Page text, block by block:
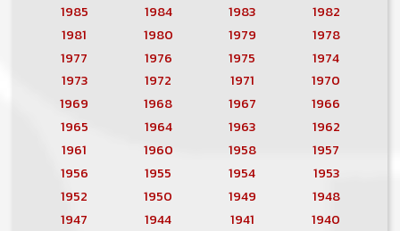
1985
1984 1983
1982
1981
1980 1979
1978
1977
1976 1975
1974
1973
1972 1971
1970
1969
1968 1967
1966
1965
1964 1963
1962
1961
1960 1958
1957
1956
1955 1954
1953
1952
1950 1949
1948
1947
1944 1941
1940